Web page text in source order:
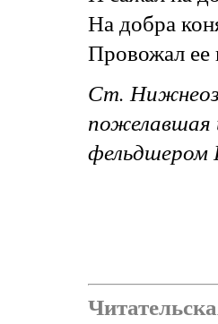
На добра
Провожал ее
Ст.
пожелавшая
фельдшером